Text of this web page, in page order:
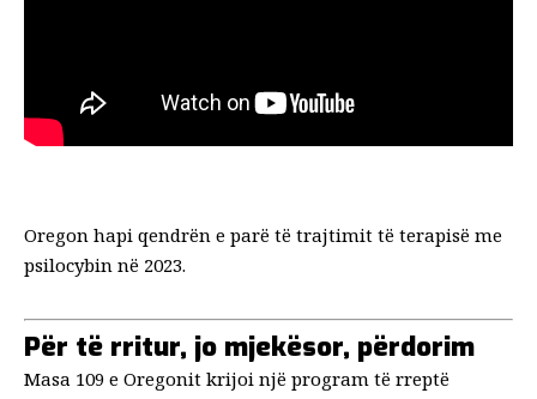
Oregon hapi qendrën e parë të trajtimit të terapisë me
psilocybin në 2023.
Për të rritur, jo mjekësor, përdorim
Masa 109 e Oregonit krijoi një program të rreptë